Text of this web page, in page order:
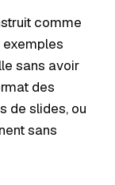
comme
exemples
sans avoir
des
de slides, ou
sans